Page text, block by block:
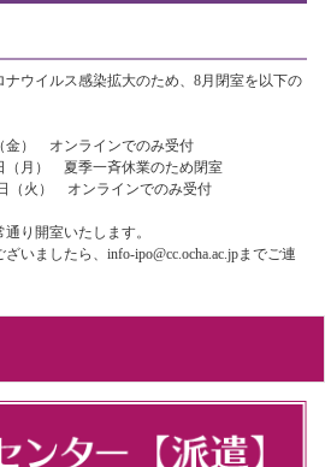
ウイルス感染拡大のため、8月閉室を以下の
）
オンラインでのみ受付
月）
夏季一斉休業のため閉室
（火）
オンラインでのみ受付
り開室いたします。
いましたら、info-ipo@cc.ocha.ac.jpまでご連